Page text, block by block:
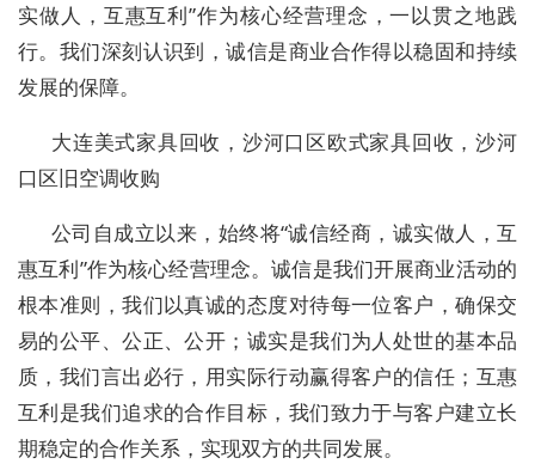
实做人，互惠互利”作为核心经营理念，一以贯之地践
行。我们深刻认识到，诚信是商业合作得以稳固和持续
发展的保障。
大连美式家具回收，沙河口区欧式家具回收，沙河
口区旧空调收购
公司自成立以来，始终将“诚信经商，诚实做人，互
惠互利”作为核心经营理念。诚信是我们开展商业活动的
根本准则，我们以真诚的态度对待每一位客户，确保交
易的公平、公正、公开；诚实是我们为人处世的基本品
质，我们言出必行，用实际行动赢得客户的信任；互惠
互利是我们追求的合作目标，我们致力于与客户建立长
期稳定的合作关系，实现双方的共同发展。